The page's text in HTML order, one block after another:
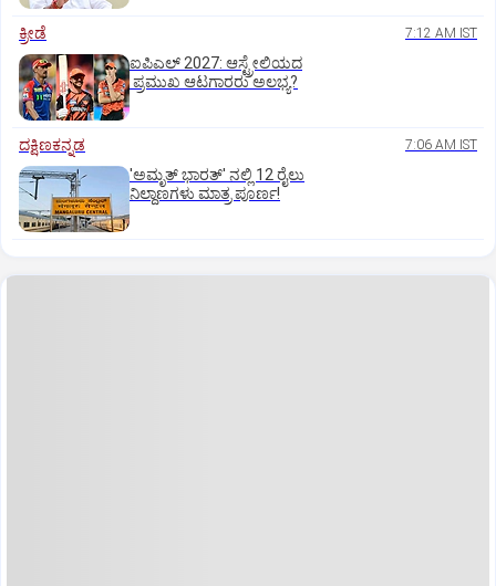
ಕ್ರೀಡೆ 7:12 AM IST
ಐಪಿಎಲ್‌ 2027: ಆಸ್ಟ್ರೇಲಿಯದ
ಪ್ರಮುಖ ಆಟಗಾರರು ಅಲಭ್ಯ?
ದಕ್ಷಿಣಕನ್ನಡ 7:06 AM IST
'ಅಮೃತ್‌ ಭಾರತ್‌' ನಲ್ಲಿ 12 ರೈಲು
ನಿಲ್ದಾಣಗಳು ಮಾತ್ರ ಪೂರ್ಣ!